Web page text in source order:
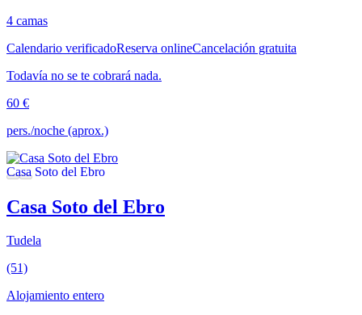
4 camas
Calendario verificadoReserva onlineCancelación gratuita
Todavía no se te cobrará nada.
60 €
pers./noche (aprox.)
Casa Soto del Ebro
Tudela
(51)
Alojamiento entero